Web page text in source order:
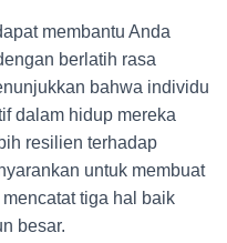
membantu Anda
berlatih rasa
bahwa individu
dalam hidup mereka
resilien terhadap
untuk membuat
tiga hal baik
besar.